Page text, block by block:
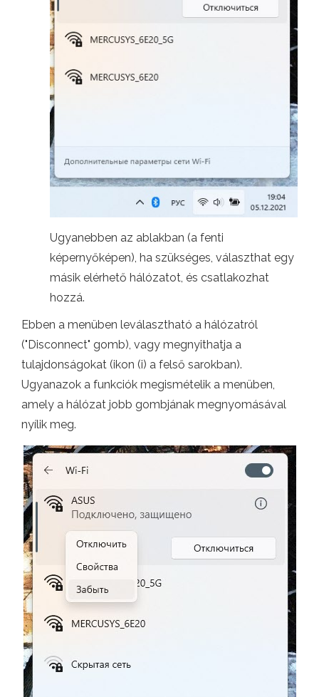
Ugyanebben az ablakban (a fenti
képernyőképen), ha szükséges, választhat egy
másik elérhető hálózatot, és csatlakozhat
hozzá.
Ebben a menüben leválasztható a hálózatról
("Disconnect" gomb), vagy megnyithatja a
tulajdonságokat (ikon (i) a felső sarokban).
Ugyanazok a funkciók megismételik a menüben,
amely a hálózat jobb gombjának megnyomásával
nyílik meg.